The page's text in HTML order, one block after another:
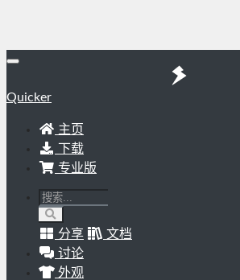
Quicker
主页
下载
专业版
分享
文档
讨论
外观